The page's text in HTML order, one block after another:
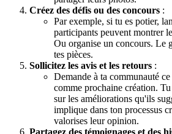
Créez des défis ou des concours :
Par exemple, si tu es potier,
participants peuvent montrer
Ou organise un concours. Le
tes pièces.
Sollicitez les avis et les retours :
Demande à ta communauté
comme prochaine création.
sur les améliorations qu'ils
implique dans ton processus
valorises leur opinion.